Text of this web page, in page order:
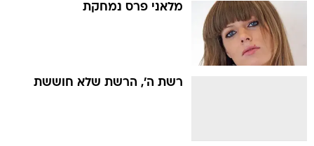
מלאני פרס נמחקת
רשת ה', הרשת שלא חוששת